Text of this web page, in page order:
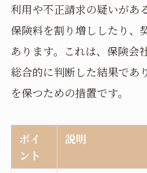
利用や不正請求の疑いがあ
保険料を割り増ししたり、
あります。これは、保険会
総合的に判断した結果であ
を保つための措置です。
ポイ
ント
説明